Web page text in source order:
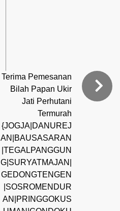
Terima Pemesanan
Bilah Papan Ukir
Jati Perhutani
Termurah
{JOGJA|DANUREJ
AN|BAUSASARAN
|TEGALPANGGUN
G|SURYATMAJAN|
GEDONGTENGEN
|SOSROMENDUR
AN|PRINGGOKUS